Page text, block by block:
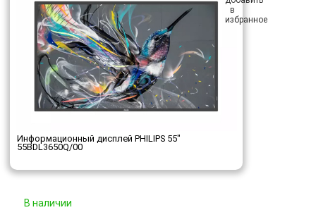
Информационный дисплей PHILIPS 55"
55BDL3650Q/00
В наличии